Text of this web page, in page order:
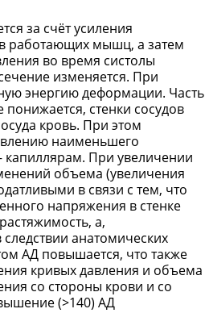
за счёт усиления
работающих мышц, а затем
во время систолы
изменяется. При
энергию деформации. Часть
стенки сосудов
кровь. При этом
наименьшего
капиллярам. При увеличении
объема (увеличения
в связи с тем, что
напряжения в стенке
а,
анатомических
АД повышается, что также
кривых давления и объема
со стороны крови и со
(>140) АД